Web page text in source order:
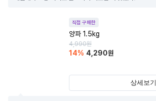
직접 구매한
양파 1.5kg
4,990원
14% 4,290원
상세보기